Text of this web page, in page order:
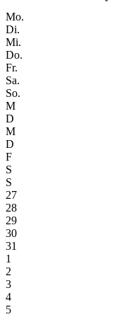
Mo.
Di.
Mi.
Do.
Fr.
Sa.
So.
M
D
M
D
F
S
S
27
28
29
30
31
1
2
3
4
5